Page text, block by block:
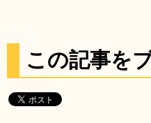
この記事を